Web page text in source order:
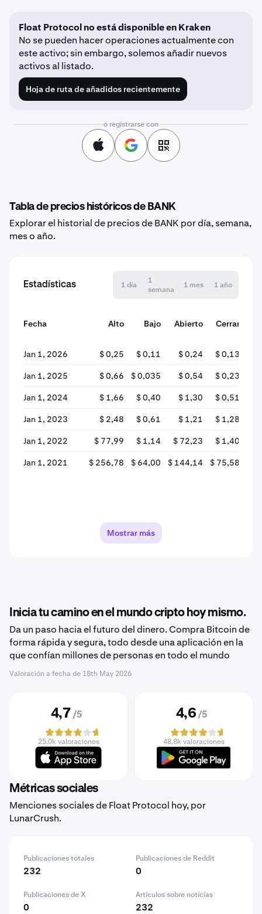
Float Protocol no está disponible en Kraken
No se pueden hacer operaciones actualmente con
este activo; sin embargo, solemos añadir nuevos
activos al listado.
Hoja de ruta de añadidos recientemente
o registrarse con
Tabla de precios históricos de BANK
Explorar el historial de precios de BANK por día, semana,
mes o año.
Estadísticas 1 día
1
semana
1 mes 1 año
Fecha Alto Bajo Abierto
Cerrar
Jan 1, 2026
$ 0,25 $ 0,11 $ 0,24 $ 0,13
Jan 1, 2025 $ 0,66 $ 0,035 $ 0,54 $ 0,23
Jan 1, 2024 $ 1,66 $ 0,40 $ 1,30 $ 0,51
Jan 1, 2023 $ 2,48 $ 0,61 $ 1,21 $ 1,28
Jan 1, 2022 $ 77,99 $ 1,14 $ 72,23 $ 1,40
Jan 1, 2021 $ 256,78 $ 64,00 $ 144,14 $ 75,58
Mostrar más
Inicia tu camino en el mundo cripto hoy mismo.
Da un paso hacia el futuro del dinero. Compra Bitcoin de
forma rápida y segura, todo desde una aplicación en la
que confían millones de personas en todo el mundo
Valoración a fecha de 18th May 2026
4,7 /5
25,0k valoraciones
4,6 /5
48,8k valoraciones
Métricas sociales
Menciones sociales de Float Protocol hoy, por
LunarCrush.
Publicaciones totales
232
Publicaciones de Reddit
0
Publicaciones de X
0
Artículos sobre noticias
232